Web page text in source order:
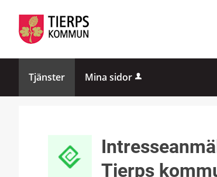
Tjänster Mina sidor
Tierps